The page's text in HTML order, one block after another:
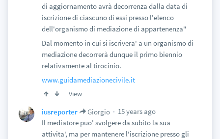
di aggiornamento avrà decorrenza dalla data di
iscrizione di ciascuno di essi presso l'elenco
dell'organismo di mediazione di appartenenza"
Dal momento in cui si iscrivera' a un organismo di
mediazione decorrerà dunque il primo biennio
relativamente al tirocinio.
www.guidamediazionecivile.it
View
iusreporter Giorgio
15 years ago
Il mediatore puo' svolgere da subito la sua
attivita', ma per mantenere l'iscrizione presso gli